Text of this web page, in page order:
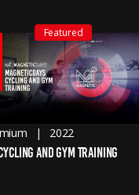
Featured
2022
AND GYM TRAINING